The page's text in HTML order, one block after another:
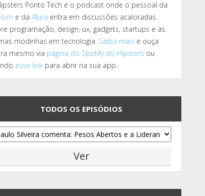
Ponto Tech é o podcast onde o pessoal da
e daAlura entra em discussões acaloradas
programação, design, ux, gadgets, startups e as
modinhas em tecnologia. Saiba mais e ouça
mesmo via página do Spotify do Hipsters ou
esse link para abrir na sua app.
TODOS OS EPISÓDIOS